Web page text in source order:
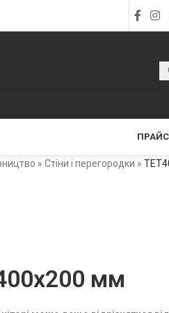
» Стіни і перегородки »
мм